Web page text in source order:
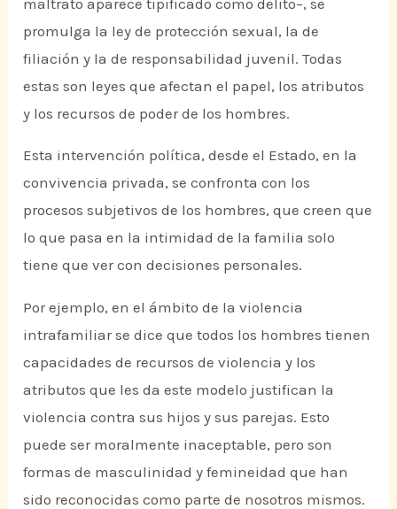
promulga la ley de protección sexual, la de
filiación y la de responsabilidad juvenil. Todas
estas son leyes que afectan el papel, los atributos
y los recursos de poder de los hombres.
Esta intervención política, desde el Estado, en la
convivencia privada, se confronta con los
procesos subjetivos de los hombres, que creen que
lo que pasa en la intimidad de la familia solo
tiene que ver con decisiones personales.
Por ejemplo, en el ámbito de la violencia
intrafamiliar se dice que todos los hombres tienen
capacidades de recursos de violencia y los
atributos que les da este modelo justifican la
violencia contra sus hijos y sus parejas. Esto
puede ser moralmente inaceptable, pero son
formas de masculinidad y femineidad que han
sido reconocidas como parte de nosotros mismos.